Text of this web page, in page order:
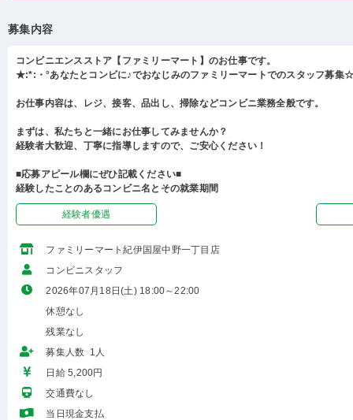
募集内容
コンビニエンスストア【ファミリーマート】のお仕事です。
★:*:・°あなたとコンビに♪でおなじみのファミリーマートでのスタッフ募集
お仕事内容は、レジ、接客、品出し、掃除などコンビニ業務全般です。
まずは、私たちと一緒にお仕事してみませんか？
経験者大歓迎、丁寧に指導しますので、ご安心ください！
■応募アピール欄にぜひ記載ください■
経験したことのあるコンビニ名とその就業期間
経験者優遇
ファミリーマート紀伊国屋中野一丁目店
コンビニスタッフ
2026年07月18日(土) 18:00～22:00
休憩なし
残業なし
募集人数 1人
日給 5,200円
交通費なし
当日現金支払